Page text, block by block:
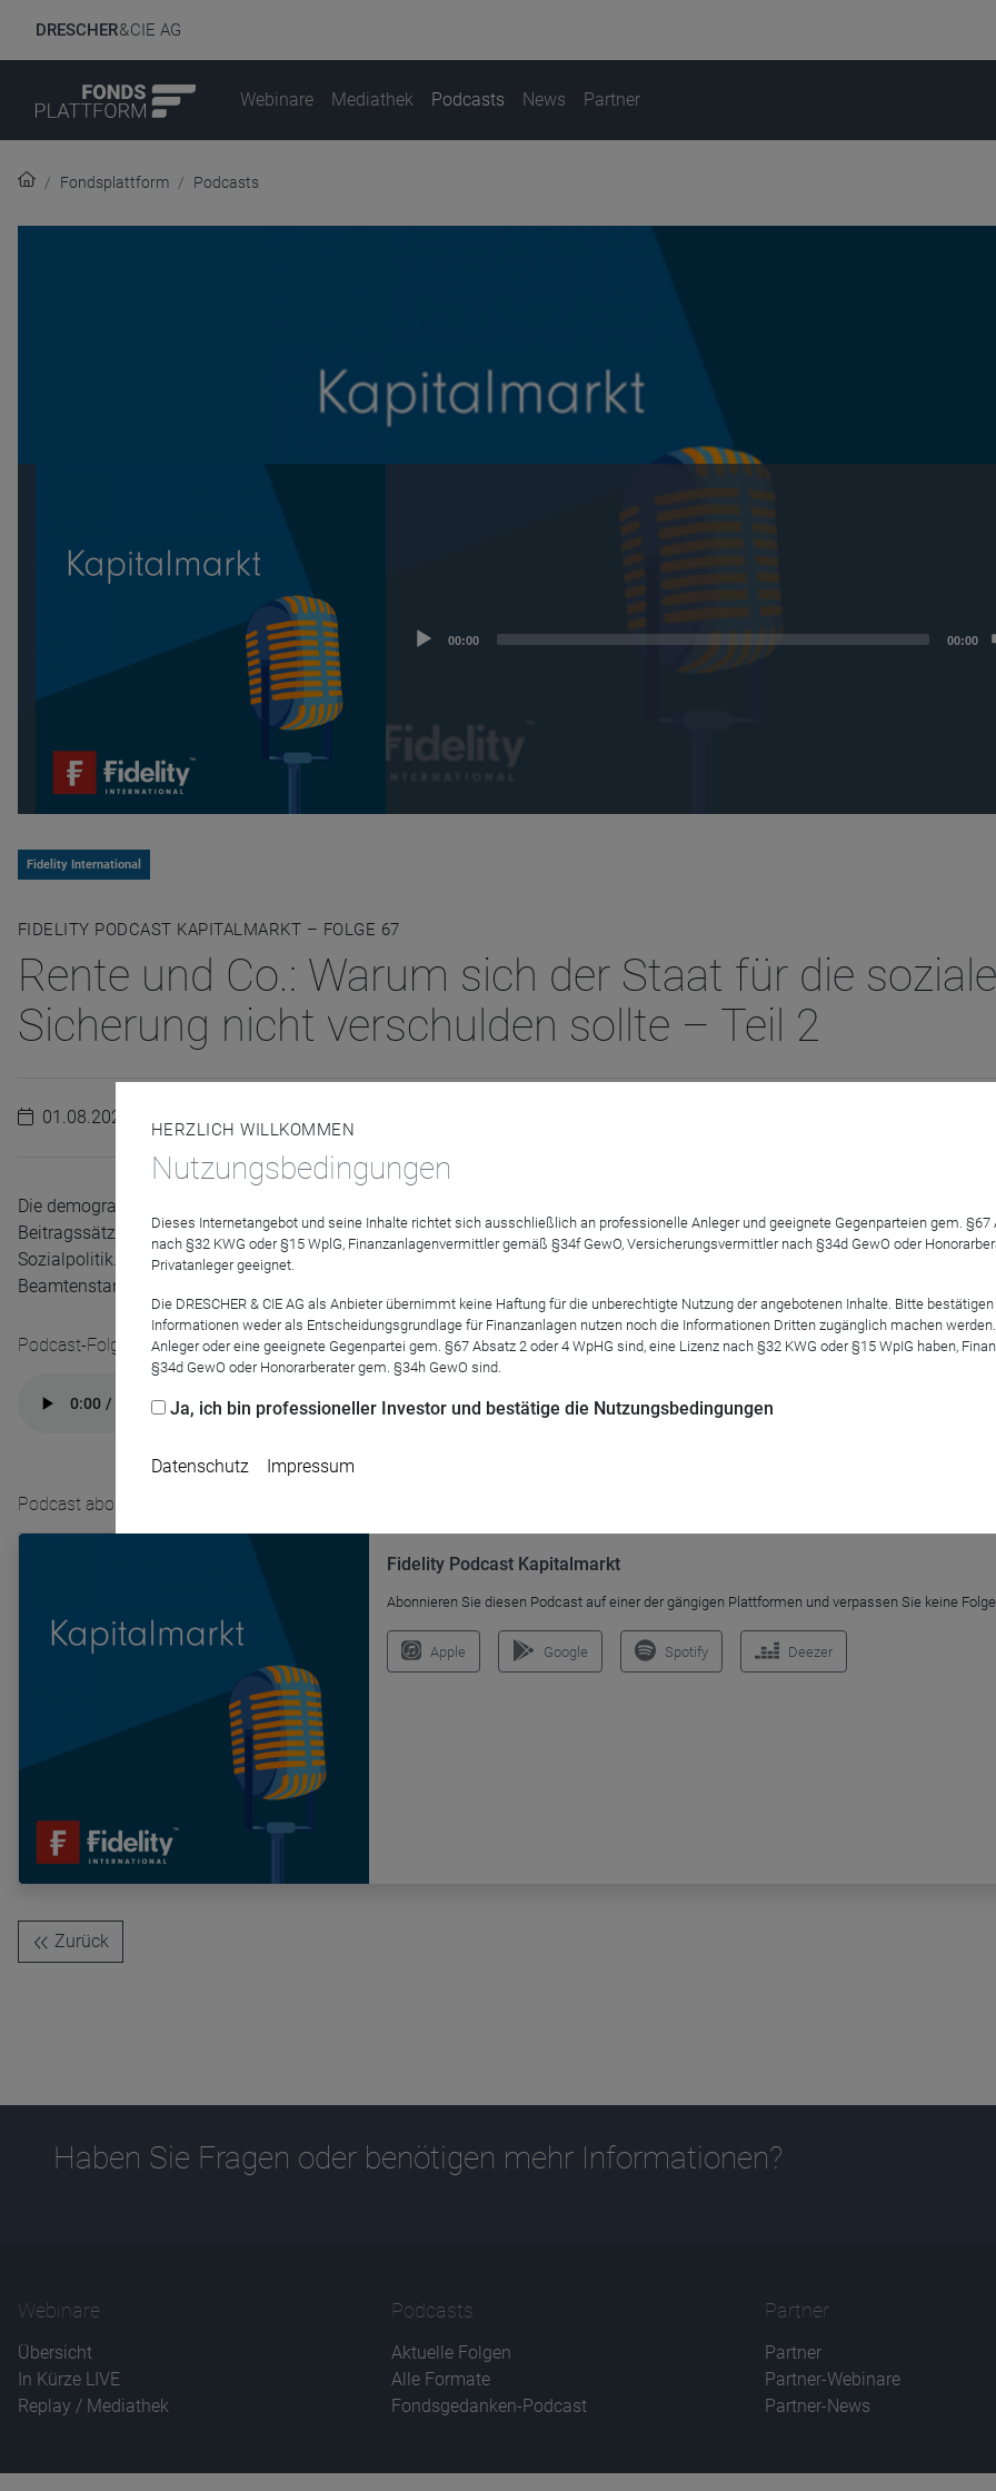
DRESCHER& CIE AG
Webinare Mediathek Podcasts News Partner
Fondsplattform Podcasts
Audio
00:00 00:00
Fidelity International
FIDELITY PODCAST KAPITALMARKT – FOLGE 67
Rente und Co.: Warum sich der Staat für die soziale
Sicherung nicht verschulden sollte – Teil 2
01.08.2025
Die demografische Uhr tickt: Zahlen immer weniger arbeitende Menschen in unsere sozialen Sicherungssysteme ein, steigen
Beitragssätze. Und die Frage ist nicht, ob das passiert, sondern wann, meint Professor Martin Werding, Wirtschaftsweise und
Sozialpolitik. Er erläutert, warum sich der Staat für die Rente und Co. nicht stärker verschulden darf. Wieso wir die Privilegien
Beamtenstandes überdenken sollten und was Generationengerechtigkeit bedeutet.
Podcast-Folge anhören
Podcast abonnieren
Fidelity Podcast Kapitalmarkt
Abonnieren Sie diesen Podcast auf einer der gängigen Plattformen und verpassen Sie keine
Apple Google Spotify Deezer
Zurück
Haben Sie Fragen oder benötigen mehr Informationen?
Webinare
Übersicht
In Kürze LIVE
Replay / Mediathek
Podcasts
Aktuelle Folgen
Alle Formate
Fondsgedanken-Podcast
Partner
Partner
Partner-Webinare
Partner-News
HERZLICH WILLKOMMEN
Nutzungsbedingungen
Dieses Internetangebot und seine Inhalte richtet sich ausschließlich an professionelle Anleger und geeignete Gegenparteien gem.
nach §32 KWG oder §15 WplG, Finanzanlagenvermittler gemäß §34f GewO, Versicherungsvermittler nach §34d GewO oder
Privatanleger geeignet.
Die DRESCHER & CIE AG als Anbieter übernimmt keine Haftung für die unberechtigte Nutzung der angebotenen Inhalte. Bitte
Informationen weder als Entscheidungsgrundlage für Finanzanlagen nutzen noch die Informationen Dritten zugänglich machen
Anleger oder eine geeignete Gegenpartei gem. §67 Absatz 2 oder 4 WpHG sind, eine Lizenz nach §32 KWG oder §15 WpIG haben,
§34d GewO oder Honorarberater gem. §34h GewO sind.
Ja, ich bin professioneller Investor und bestätige die Nutzungsbedingungen
Datenschutz Impressum
Name